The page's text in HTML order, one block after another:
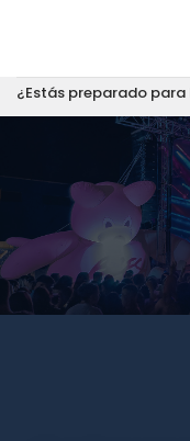
¿Estás preparado para